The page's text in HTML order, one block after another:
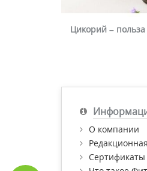
Цикорий –
О компании
Сертификаты